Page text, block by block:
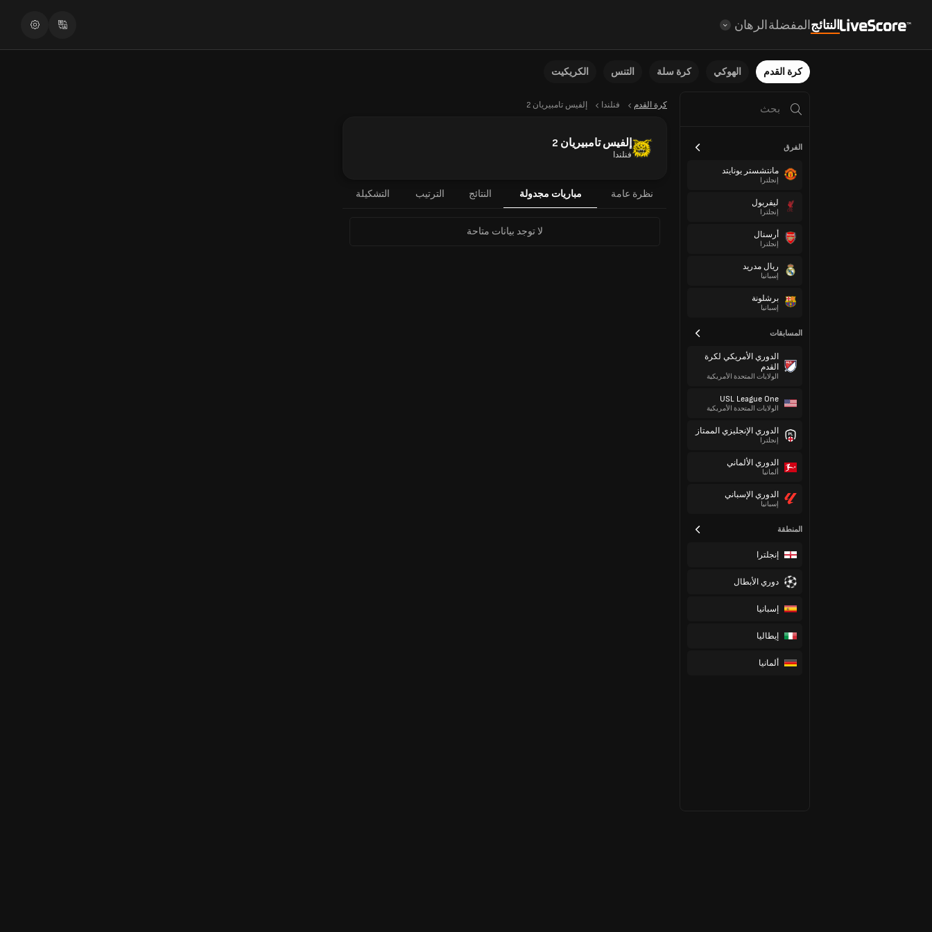
النتائجالمفضلةالرهان
كرة القدم الهوكي كرة سلة التنس الكريكيت
الفرق
مانتشستر يونايتد
إنجلترا
ليفربول
إنجلترا
أرسنال
إنجلترا
ريال مدريد
إسبانيا
برشلونة
إسبانيا
المسابقات
الدوري الأمريكي لكرة
القدم
الولايات المتحدة الأمريكية
USL League One
الولايات المتحدة الأمريكية
الدوري الإنجليزي الممتاز
إنجلترا
الدوري الألماني
ألمانيا
الدوري الإسباني
إسبانيا
المنطقة
إنجلترا
دوري الأبطال
إسبانيا
إيطاليا
ألمانيا
كرة القدم فنلندا إلفيس تامبيريان 2
إلفيس تامبيريان 2
فنلندا
نظرة عامة مباريات مجدولة النتائج الترتيب التشكيلة
لا توجد بيانات متاحة